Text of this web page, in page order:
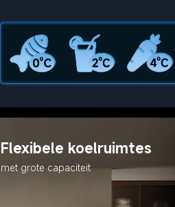
Flexibele koelruimtes
met grote capaciteit